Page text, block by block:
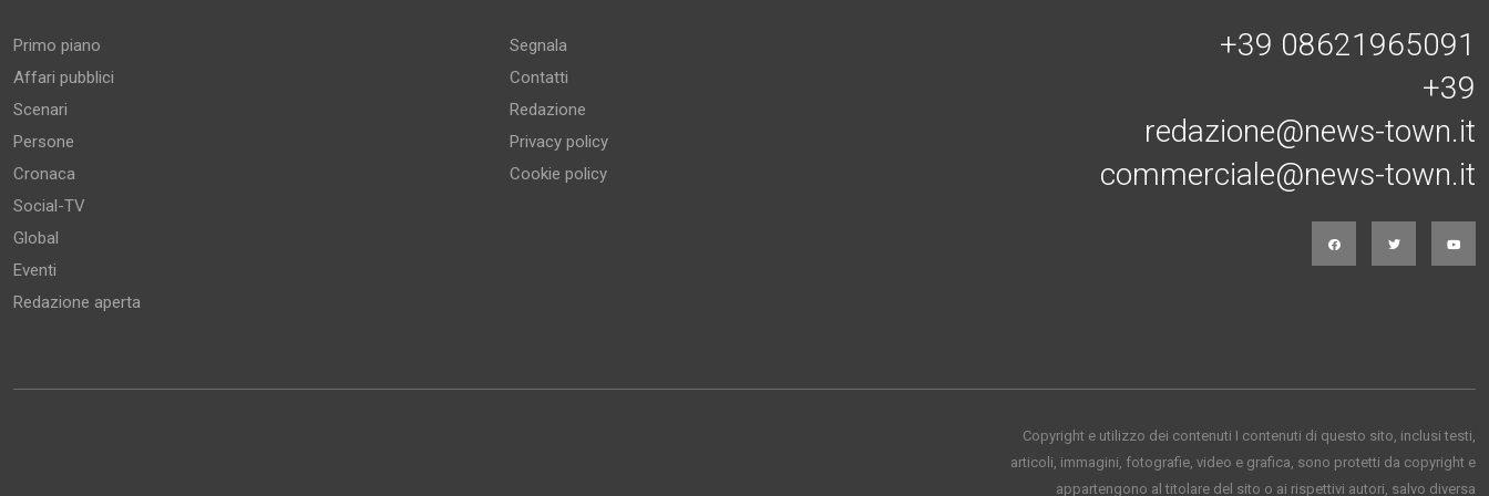
Primo piano
Affari pubblici
Scenari
Persone
Cronaca
Social-TV
Global
Eventi
Redazione aperta
Segnala
Contatti
Redazione
Privacy policy
Cookie policy
+39 08621965091
+39
redazione@news-town.it
commerciale@news-town.it
Copyright e utilizzo dei contenuti I contenuti di questo sito, inclusi testi,
articoli, immagini, fotografie, video e grafica, sono protetti da copyright e
appartengono al titolare del sito o ai rispettivi autori, salvo diversa